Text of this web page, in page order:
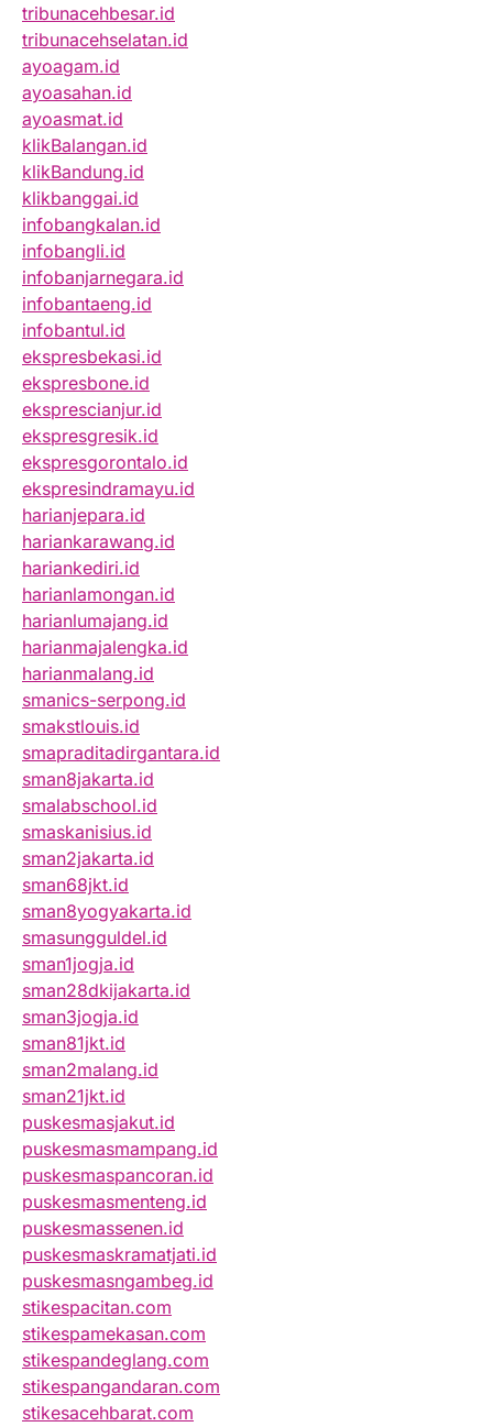
tribunacehbesar.id
tribunacehselatan.id
ayoagam.id
ayoasahan.id
ayoasmat.id
klikBalangan.id
klikBandung.id
klikbanggai.id
infobangkalan.id
infobangli.id
infobanjarnegara.id
infobantaeng.id
infobantul.id
ekspresbekasi.id
ekspresbone.id
eksprescianjur.id
ekspresgresik.id
ekspresgorontalo.id
ekspresindramayu.id
harianjepara.id
hariankarawang.id
hariankediri.id
harianlamongan.id
harianlumajang.id
harianmajalengka.id
harianmalang.id
smanics-serpong.id
smakstlouis.id
smapraditadirgantara.id
sman8jakarta.id
smalabschool.id
smaskanisius.id
sman2jakarta.id
sman68jkt.id
sman8yogyakarta.id
smasungguldel.id
sman1jogja.id
sman28dkijakarta.id
sman3jogja.id
sman81jkt.id
sman2malang.id
sman21jkt.id
puskesmasjakut.id
puskesmasmampang.id
puskesmaspancoran.id
puskesmasmenteng.id
puskesmassenen.id
puskesmaskramatjati.id
puskesmasngambeg.id
stikespacitan.com
stikespamekasan.com
stikespandeglang.com
stikespangandaran.com
stikesacehbarat.com